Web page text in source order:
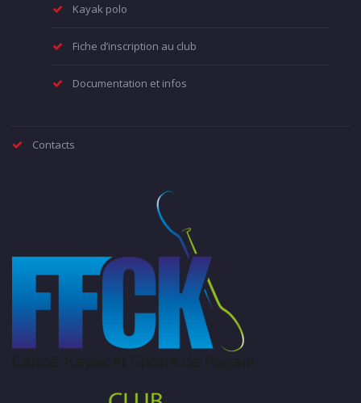
Kayak polo
Fiche d’inscription au club
Documentation et infos
Contacts